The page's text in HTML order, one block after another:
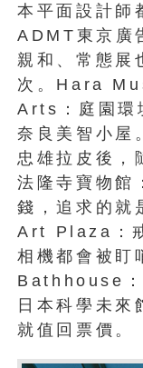
本平面設計師
ADMT東京廣
親和、常態展
次。Hara
Arts：庭園環
奈良美智小屋
忠雄拉皮後，
法隆寺寶物館
錢，追求的就
Art Plaza：
相機都會被
Bathhouse：
日本科學未來
就值回票價。